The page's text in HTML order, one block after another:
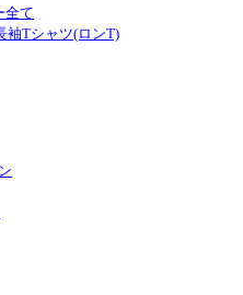
全て
袖Tシャツ(ロンT)